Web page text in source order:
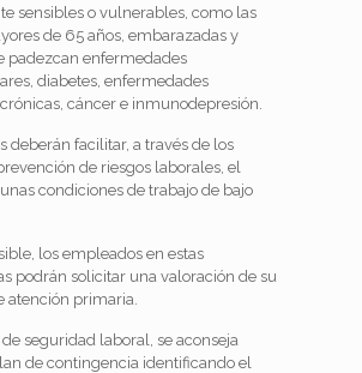
sensibles o vulnerables, como las
de 65 años, embarazadas y
padezcan enfermedades
diabetes, enfermedades
cáncer e inmunodepresión.
deberán facilitar, a través de los
de riesgos laborales, el
condiciones de trabajo de bajo
los empleados en estas
podrán solicitar una valoración de su
atención primaria.
seguridad laboral, se aconseja
de contingencia identificando el